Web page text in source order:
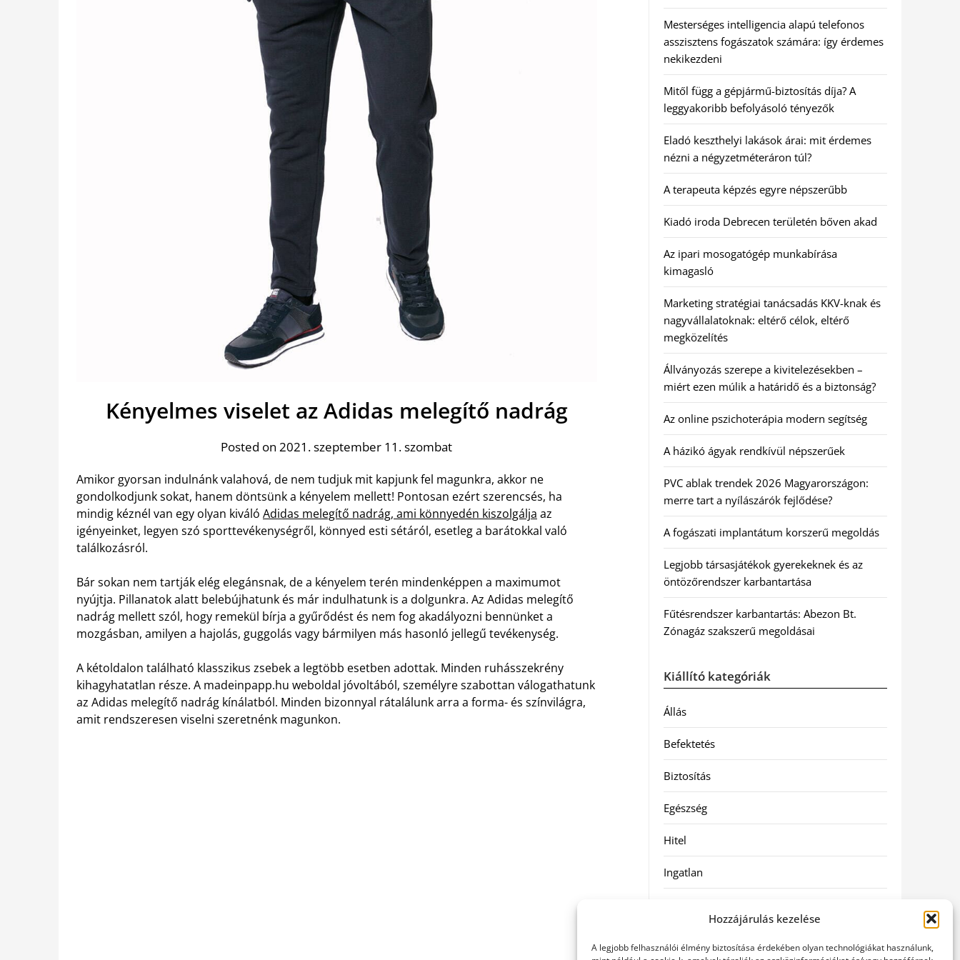
Hozzájárulás kezelése
A legjobb felhasználói élmény biztosítása érdekében olyan technológiákat használunk,
Kényelmes viselet az Adidas melegítő nadrág
Posted on 2021. szeptember 11. szombat
Amikor gyorsan indulnánk valahová, de nem tudjuk mit kapjunk fel magunkra, akkor ne
gondolkodjunk sokat, hanem döntsünk a kényelem mellett! Pontosan ezért szerencsés, ha
mindig kéznél van egy olyan kiváló Adidas melegítő nadrág, ami könnyedén kiszolgálja az
igényeinket, legyen szó sporttevékenységről, könnyed esti sétáról, esetleg a barátokkal való
találkozásról.
Bár sokan nem tartják elég elegánsnak, de a kényelem terén mindenképpen a maximumot
nyújtja. Pillanatok alatt belebújhatunk és már indulhatunk is a dolgunkra. Az Adidas melegítő
nadrág mellett szól, hogy remekül bírja a gyűrődést és nem fog akadályozni bennünket a
mozgásban, amilyen a hajolás, guggolás vagy bármilyen más hasonló jellegű tevékenység.
A kétoldalon található klasszikus zsebek a legtöbb esetben adottak. Minden ruhásszekrény
kihagyhatatlan része. A madeinpapp.hu weboldal jóvoltából, személyre szabottan válogathatunk
az Adidas melegítő nadrág kínálatból. Minden bizonnyal rátalálunk arra a forma- és színvilágra,
amit rendszeresen viselni szeretnénk magunkon.
Mesterséges intelligencia alapú telefonos
asszisztens fogászatok számára: így érdemes
nekikezdeni
Mitől függ a gépjármű-biztosítás díja? A
leggyakoribb befolyásoló tényezők
Eladó keszthelyi lakások árai: mit érdemes
nézni a négyzetméteráron túl?
A terapeuta képzés egyre népszerűbb
Kiadó iroda Debrecen területén bőven akad
Az ipari mosogatógép munkabírása
kimagasló
Marketing stratégiai tanácsadás KKV-knak és
nagyvállalatoknak: eltérő célok, eltérő
megközelítés
Állványozás szerepe a kivitelezésekben –
miért ezen múlik a határidő és a biztonság?
Az online pszichoterápia modern segítség
A házikó ágyak rendkívül népszerűek
PVC ablak trendek 2026 Magyarországon:
merre tart a nyílászárók fejlődése?
A fogászati implantátum korszerű megoldás
Legjobb társasjátékok gyerekeknek és az
öntözőrendszer karbantartása
Fűtésrendszer karbantartás: Abezon Bt.
Zónagáz szakszerű megoldásai
Kiállító kategóriák
Állás
Befektetés
Biztosítás
Egészség
Hitel
Ingatlan